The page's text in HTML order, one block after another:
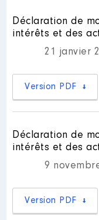
législatif
élus
Déclaration de
intérêts et des
21 janvier
Version PDF
Déclaration de
intérêts et des
9
Version PDF